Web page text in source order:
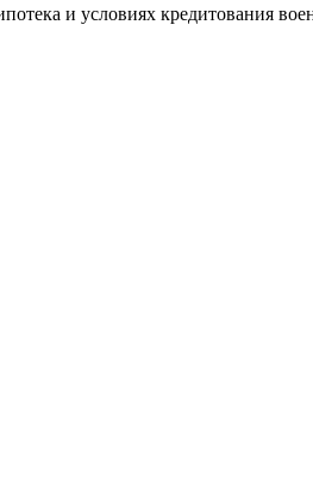
и условиях